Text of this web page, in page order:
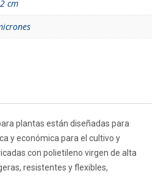
cm
plantas están diseñadas para
y económica para el cultivo y
con polietileno virgen de alta
resistentes y flexibles,